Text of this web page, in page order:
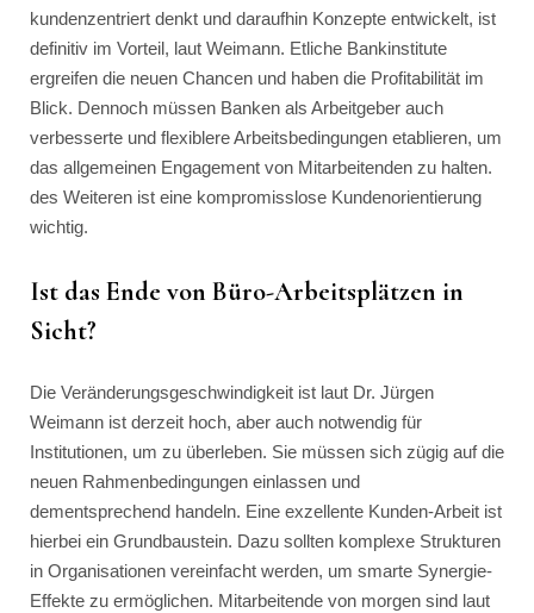
kundenzentriert denkt und daraufhin Konzepte entwickelt, ist
definitiv im Vorteil, laut Weimann. Etliche Bankinstitute
ergreifen die neuen Chancen und haben die Profitabilität im
Blick. Dennoch müssen Banken als Arbeitgeber auch
verbesserte und flexiblere Arbeitsbedingungen etablieren, um
das allgemeinen Engagement von Mitarbeitenden zu halten.
des Weiteren ist eine kompromisslose Kundenorientierung
wichtig.
Ist das Ende von Büro-Arbeitsplätzen in
Sicht?
Die Veränderungsgeschwindigkeit ist laut Dr. Jürgen
Weimann ist derzeit hoch, aber auch notwendig für
Institutionen, um zu überleben. Sie müssen sich zügig auf die
neuen Rahmenbedingungen einlassen und
dementsprechend handeln. Eine exzellente Kunden-Arbeit ist
hierbei ein Grundbaustein. Dazu sollten komplexe Strukturen
in Organisationen vereinfacht werden, um smarte Synergie-
Effekte zu ermöglichen. Mitarbeitende von morgen sind laut